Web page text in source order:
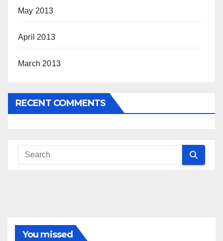
May 2013
April 2013
March 2013
RECENT COMMENTS
You missed